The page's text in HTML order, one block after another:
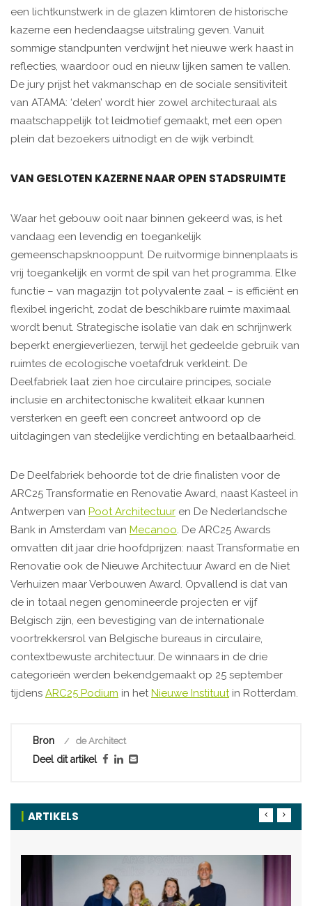
een lichtkunstwerk in de glazen klimtoren de historische
kazerne een hedendaagse uitstraling geven. Vanuit
sommige standpunten verdwijnt het nieuwe werk haast in
reflecties, waardoor oud en nieuw lijken samen te vallen.
De jury prijst het vakmanschap en de sociale sensitiviteit
van ATAMA: ‘delen’ wordt hier zowel architecturaal als
maatschappelijk tot leidmotief gemaakt, met een open
plein dat bezoekers uitnodigt en de wijk verbindt.
VAN GESLOTEN KAZERNE NAAR OPEN STADSRUIMTE
Waar het gebouw ooit naar binnen gekeerd was, is het
vandaag een levendig en toegankelijk
gemeenschapsknooppunt. De ruitvormige binnenplaats is
vrij toegankelijk en vormt de spil van het programma. Elke
functie – van magazijn tot polyvalente zaal – is efficiënt en
flexibel ingericht, zodat de beschikbare ruimte maximaal
wordt benut. Strategische isolatie van dak en schrijnwerk
beperkt energieverliezen, terwijl het gedeelde gebruik van
ruimtes de ecologische voetafdruk verkleint. De
Deelfabriek laat zien hoe circulaire principes, sociale
inclusie en architectonische kwaliteit elkaar kunnen
versterken en geeft een concreet antwoord op de
uitdagingen van stedelijke verdichting en betaalbaarheid.
De Deelfabriek behoorde tot de drie finalisten voor de
ARC25 Transformatie en Renovatie Award, naast Kasteel in
Antwerpen van Poot Architectuur en De Nederlandsche
Bank in Amsterdam van Mecanoo. De ARC25 Awards
omvatten dit jaar drie hoofdprijzen: naast Transformatie en
Renovatie ook de Nieuwe Architectuur Award en de Niet
Verhuizen maar Verbouwen Award. Opvallend is dat van
de in totaal negen genomineerde projecten er vijf
Belgisch zijn, een bevestiging van de internationale
voortrekkersrol van Belgische bureaus in circulaire,
contextbewuste architectuur. De winnaars in de drie
categorieën werden bekendgemaakt op 25 september
tijdens ARC25 Podium in het Nieuwe Instituutin Rotterdam.
Bron de Architect
Deel dit artikel
ARTIKELS